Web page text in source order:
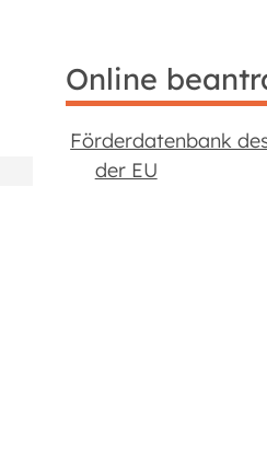
Online
Förderdatenbank
der EU